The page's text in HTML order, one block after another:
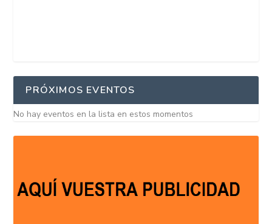
PRÓXIMOS EVENTOS
No hay eventos en la lista en estos momentos